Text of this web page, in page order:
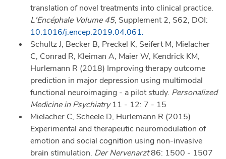
translation of novel treatments into clinical practice.
L'Encéphale Volume 45, Supplement 2, S62, DOI:
10.1016/j.encep.2019.04.061.
Schultz J, Becker B, Preckel K, Seifert M, Mielacher
C, Conrad R, Kleiman A, Maier W, Kendrick KM,
Hurlemann R (2018) Improving therapy outcome
prediction in major depression using multimodal
functional neuroimaging - a pilot study. Personalized
Medicine in Psychiatry11 - 12: 7 - 15
Mielacher C, Scheele D, Hurlemann R (2015)
Experimental and therapeutic neuromodulation of
emotion and social cognition using non-invasive
brain stimulation. Der Nervenarzt86: 1500 - 1507